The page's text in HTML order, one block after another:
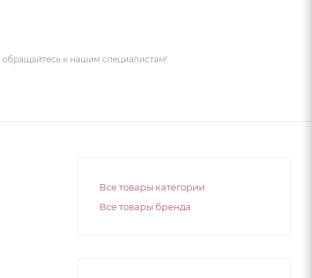
к нашим специалистам!
Все товары категории
Все товары бренда